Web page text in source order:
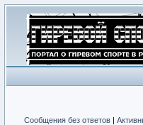
Сообщения без ответов |